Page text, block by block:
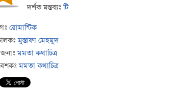
দর্শক মন্তব্যঃটি
রোমান্টিক
মুস্তাফা মেহমুদ
মমতা কথাচিত্র
মমতা কথাচিত্র